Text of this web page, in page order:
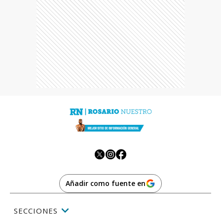
Añadir como fuente en
SECCIONES